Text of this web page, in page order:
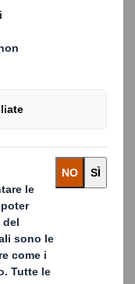
condotti da
degli imballaggi
Natale i pacchi
G fuori dal
molto caro in
.